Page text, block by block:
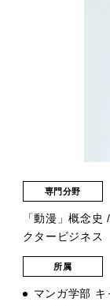
専門分野
「動漫」概念
クタービジネス
所属
マンガ学部